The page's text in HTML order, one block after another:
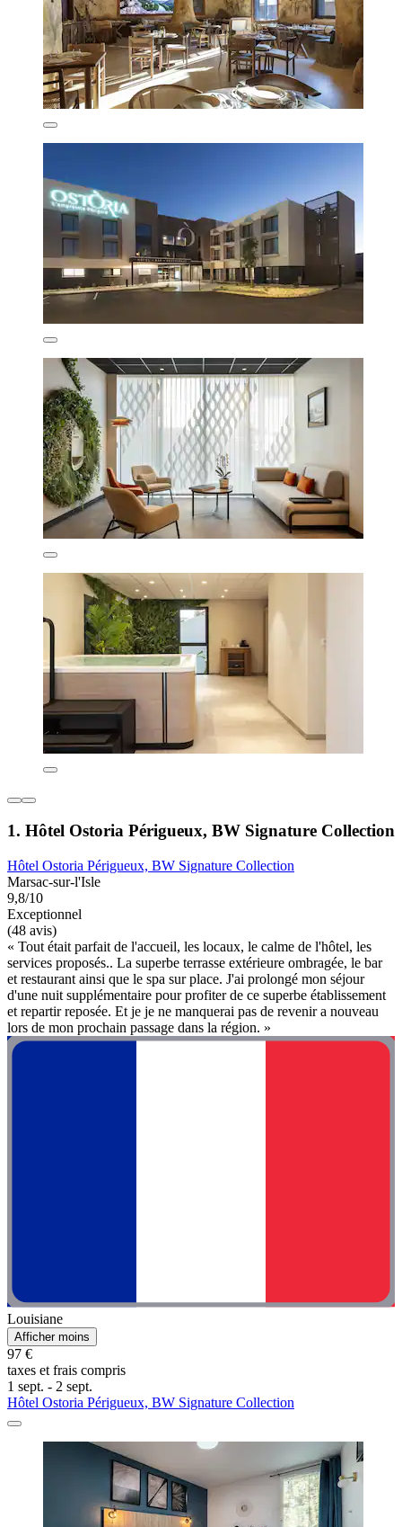
1. Hôtel Ostoria Périgueux, BW Signature Collection
Hôtel Ostoria Périgueux, BW Signature Collection
Marsac-sur-l'Isle
9,8/10
Exceptionnel
(48 avis)
« Tout était parfait de l'accueil, les locaux, le calme de l'hôtel, les
services proposés.. La superbe terrasse extérieure ombragée, le bar
et restaurant ainsi que le spa sur place. J'ai prolongé mon séjour
d'une nuit supplémentaire pour profiter de ce superbe établissement
et repartir reposée. Et je je ne manquerai pas de revenir a nouveau
lors de mon prochain passage dans la région. »
Louisiane
Afficher moins
97 €
taxes et frais compris
1 sept. - 2 sept.
Hôtel Ostoria Périgueux, BW Signature Collection